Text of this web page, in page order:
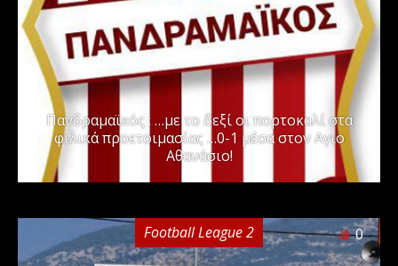
Πανδραμαϊκός : …με το δεξί οι πορτοκαλί στα
φιλικά προετοιμασίας …0-1 μέσα στον Αγιο
Αθανάσιο!
Football League 2 0